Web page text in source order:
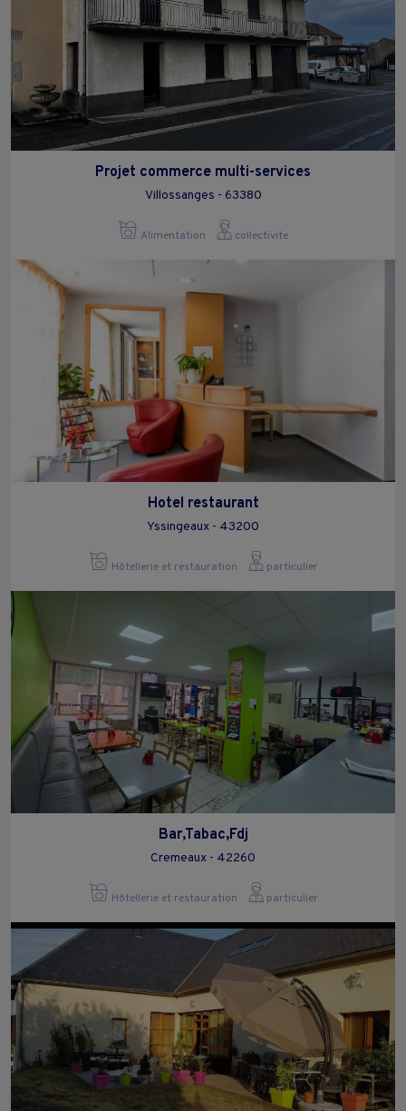
Projet commerce multi-services
Villossanges - 63380
Alimentation collectivite
Hotel restaurant
Yssingeaux - 43200
Hôtellerie et restauration particulier
Bar,Tabac,Fdj
Cremeaux - 42260
Hôtellerie et restauration particulier